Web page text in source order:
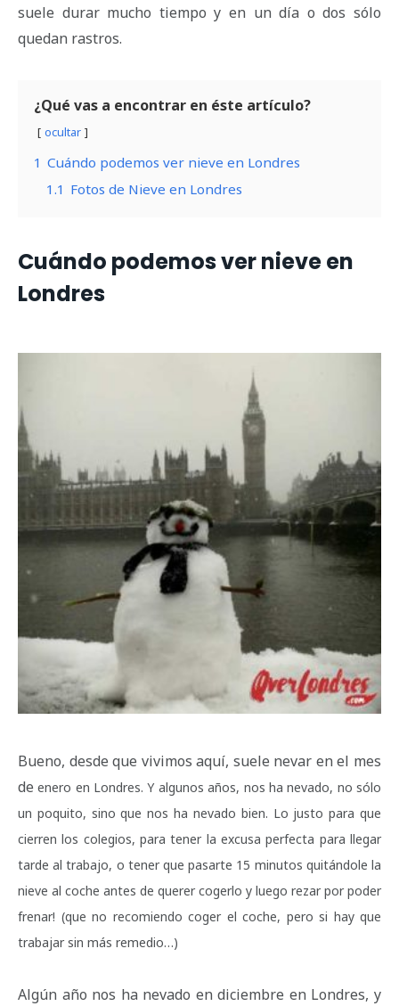
suele durar mucho tiempo y en un día o dos sólo
quedan rastros.
¿Qué vas a encontrar en éste artículo?
ocultar
1 Cuándo podemos ver nieve en Londres
1.1 Fotos de Nieve en Londres
Cuándo podemos ver nieve en
Londres
Bueno, desde que vivimos aquí, suele nevar en el mes
deenero en Londres. Y algunos años, nos ha nevado, no sólo
un poquito, sino que nos ha nevado bien. Lo justo para que
cierren los colegios, para tener la excusa perfecta para llegar
tarde al trabajo, o tener que pasarte 15 minutos quitándole la
nieve al coche antes de querer cogerlo y luego rezar por poder
frenar! (que no recomiendo coger el coche, pero si hay que
trabajar sin más remedio…)
Algún año nos ha nevado en diciembre en Londres, y